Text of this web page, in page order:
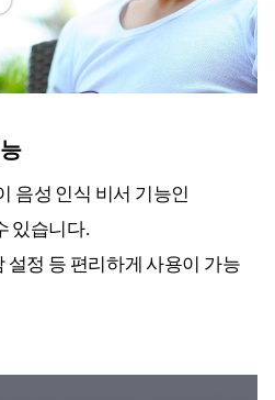
음성 인식 비서 기능인
있습니다.
설정 등 편리하게 사용이 가능